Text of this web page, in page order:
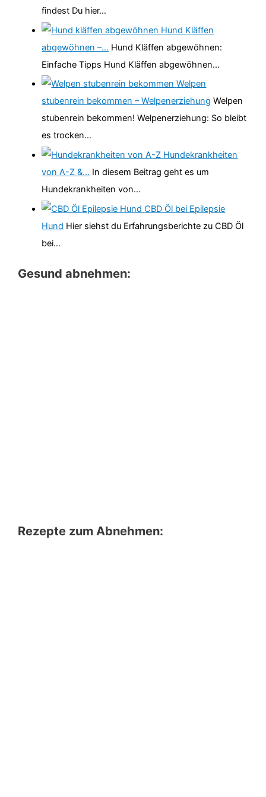
findest Du hier…
Hund Kläffen
abgewöhnen –… Hund Kläffen abgewöhnen:
Einfache Tipps Hund Kläffen abgewöhnen…
Welpen
stubenrein bekommen – Welpenerziehung Welpen
stubenrein bekommen! Welpenerziehung: So bleibt
es trocken…
Hundekrankheiten
von A-Z &… In diesem Beitrag geht es um
Hundekrankheiten von…
CBD Öl bei Epilepsie
Hund Hier siehst du Erfahrungsberichte zu CBD Öl
bei…
Gesund abnehmen:
Rezepte zum Abnehmen: